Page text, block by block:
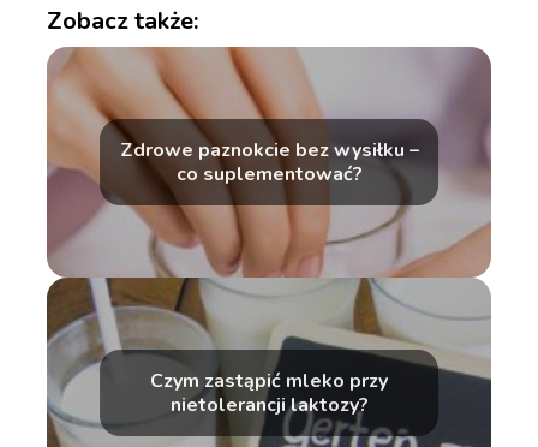
Zobacz także:
Zdrowe paznokcie bez wysiłku –
co suplementować?
Czym zastąpić mleko przy
nietolerancji laktozy?